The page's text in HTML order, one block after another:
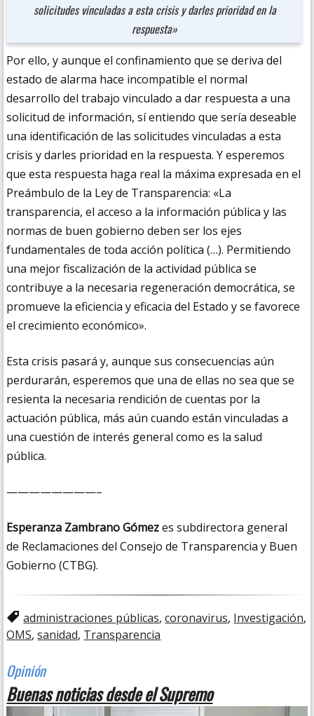
solicitudes vinculadas a esta crisis y darles prioridad en la
respuesta»
Por ello, y aunque el confinamiento que se deriva del
estado de alarma hace incompatible el normal
desarrollo del trabajo vinculado a dar respuesta a una
solicitud de información, sí entiendo que sería deseable
una identificación de las solicitudes vinculadas a esta
crisis y darles prioridad en la respuesta. Y esperemos
que esta respuesta haga real la máxima expresada en el
Preámbulo de la Ley de Transparencia: «La
transparencia, el acceso a la información pública y las
normas de buen gobierno deben ser los ejes
fundamentales de toda acción política (…). Permitiendo
una mejor fiscalización de la actividad pública se
contribuye a la necesaria regeneración democrática, se
promueve la eficiencia y eficacia del Estado y se favorece
el crecimiento económico».
Esta crisis pasará y, aunque sus consecuencias aún
perdurarán, esperemos que una de ellas no sea que se
resienta la necesaria rendición de cuentas por la
actuación pública, más aún cuando están vinculadas a
una cuestión de interés general como es la salud
pública.
————————–
Esperanza Zambrano Gómezes subdirectora general
de Reclamaciones del Consejo de Transparencia y Buen
Gobierno (CTBG).
administraciones públicas,coronavirus, Investigación,
OMS,sanidad, Transparencia
Buenas noticias desde el Supremo